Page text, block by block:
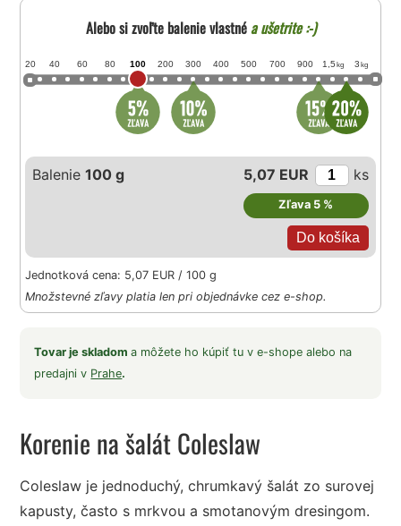
Alebo si zvoľte balenie vlastnéa ušetrite :-)
20 40 60 80 100 200 300 400 500 700 900 1,5 kg 3 kg
Balenie100 g 5,07 EUR ks
Zľava 5 %
Jednotková cena: 5,07 EUR / 100 g
Množstevné zľavy platia len pri objednávke cez e-shop.
Tovar je skladoma môžete ho kúpiť tu v e-shope alebo na
predajni v Prahe.
Korenie na šalát Coleslaw
Coleslaw je jednoduchý, chrumkavý šalát zo surovej
kapusty, často s mrkvou a smotanovým dresingom.